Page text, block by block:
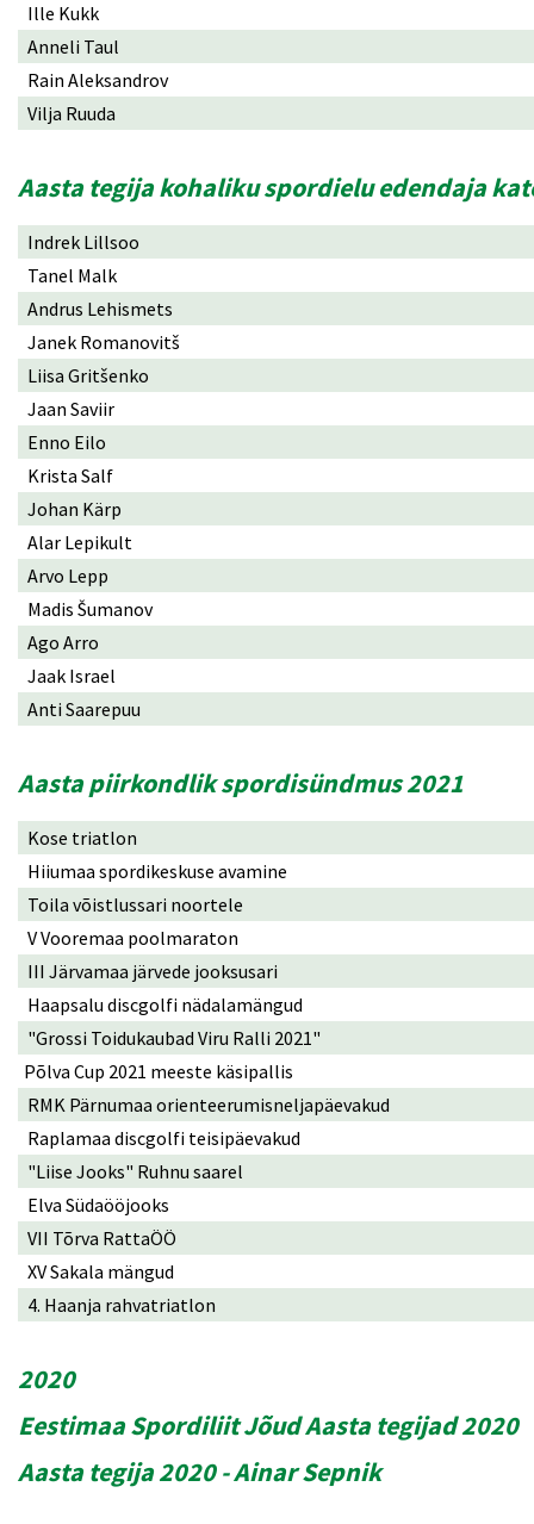
Ille Kukk
Anneli Taul
Rain Aleksandrov
Vilja Ruuda
Aasta tegija kohaliku spordielu edendaja
Indrek Lillsoo
Tanel Malk
Andrus Lehismets
Janek Romanovitš
Liisa Gritšenko
Jaan Saviir
Enno Eilo
Krista Salf
Johan Kärp
Alar Lepikult
Arvo Lepp
Madis Šumanov
Ago Arro
Jaak Israel
Anti Saarepuu
Aasta piirkondlik spordisündmus 2021
Kose triatlon
Hiiumaa spordikeskuse avamine
Toila võistlussari noortele
V Vooremaa poolmaraton
III Järvamaa järvede jooksusari
Haapsalu discgolfi nädalamängud
"Grossi Toidukaubad Viru Ralli 2021"
Põlva Cup 2021 meeste käsipallis
RMK Pärnumaa orienteerumisneljapäevakud
Raplamaa discgolfi teisipäevakud
"Liise Jooks" Ruhnu saarel
Elva Südaööjooks
VII Tõrva RattaÖÖ
XV Sakala mängud
4. Haanja rahvatriatlon
2020
Eestimaa Spordiliit Jõud Aasta tegijad 2020
Aasta tegija 2020 - Ainar Sepnik